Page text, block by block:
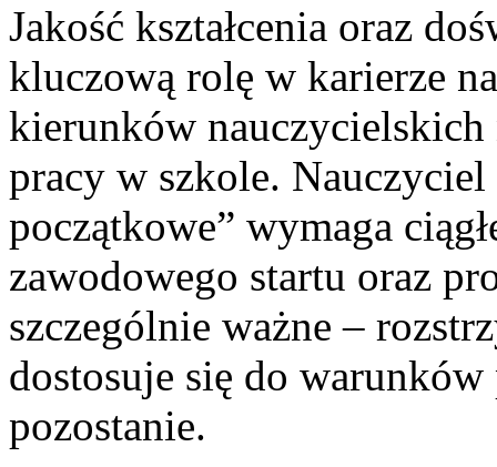
Jakość kształcenia oraz
kluczową rolę w karierze
kierunków nauczycielskich
pracy w szkole.
początkowe” wymaga
zawodowego startu oraz
szczególnie ważne –
dostosuje się do
pozostanie.